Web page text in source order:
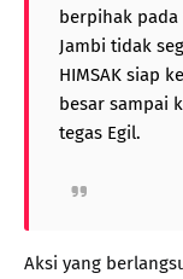
berpihak pada
Jambi tidak
HIMSAK siap
besar sampai
tegas Egil.
Aksi yang